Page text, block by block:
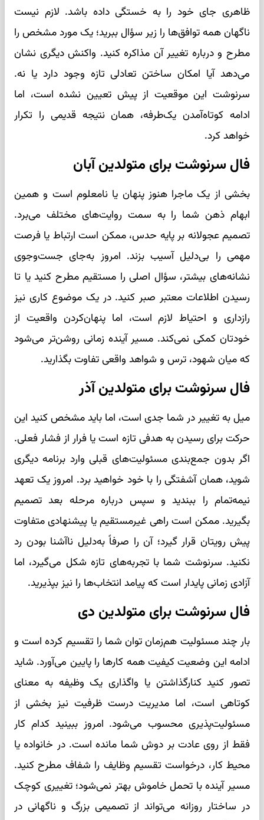
ظاهری جای خود را به خستگی داده باشد. لازم نیست
ناگهان همه توافق‌ها را زیر سؤال ببرید؛ یک مورد مشخص را
مطرح و درباره تغییر آن مذاکره کنید. واکنش دیگری نشان
می‌دهد آیا امکان ساختن تعادلی تازه وجود دارد یا نه.
سرنوشت این موقعیت از پیش تعیین نشده است، اما
ادامه کوتاه‌آمدن یک‌طرفه، همان نتیجه قدیمی را تکرار
خواهد کرد.
فال سرنوشت برای متولدین آبان
بخشی از یک ماجرا هنوز پنهان یا نامعلوم است و همین
ابهام ذهن شما را به سمت روایت‌های مختلف می‌برد.
تصمیم عجولانه بر پایه حدس، ممکن است ارتباط یا فرصت
مهمی را بی‌دلیل آسیب بزند. امروز به‌جای جست‌وجوی
نشانه‌های بیشتر، سؤال اصلی را مستقیم مطرح کنید یا تا
رسیدن اطلاعات معتبر صبر کنید. در یک موضوع کاری نیز
رازداری و احتیاط لازم است، اما پنهان‌کردن واقعیت از
خودتان کمکی نمی‌کند. مسیر آینده زمانی روشن‌تر می‌شود
که میان شهود، ترس و شواهد واقعی تفاوت بگذارید.
فال سرنوشت برای متولدین آذر
میل به تغییر در شما جدی است، اما باید مشخص کنید این
حرکت برای رسیدن به هدفی تازه است یا فرار از فشار فعلی.
اگر بدون جمع‌بندی مسئولیت‌های قبلی وارد برنامه دیگری
شوید، همان آشفتگی را با خود خواهید برد. امروز یک تعهد
نیمه‌تمام را ببندید و سپس درباره مرحله بعد تصمیم
بگیرید. ممکن است راهی غیرمستقیم یا پیشنهادی متفاوت
پیش رویتان قرار گیرد؛ آن را صرفاً به‌دلیل ناآشنا بودن رد
نکنید. سرنوشت شما با تجربه‌های تازه شکل می‌گیرد، اما
آزادی زمانی پایدار است که پیامد انتخاب‌ها را نیز بپذیرید.
فال سرنوشت برای متولدین دی
بار چند مسئولیت هم‌زمان توان شما را تقسیم کرده است و
ادامه این وضعیت کیفیت همه کارها را پایین می‌آورد. شاید
تصور کنید کنارگذاشتن یا واگذاری یک وظیفه به معنای
کوتاهی است، اما مدیریت درست ظرفیت نیز بخشی از
مسئولیت‌پذیری محسوب می‌شود. امروز ببینید کدام کار
فقط از روی عادت بر دوش شما مانده است. در خانواده یا
محیط کار، درخواست تقسیم وظایف را شفاف مطرح کنید.
مسیر آینده با تحمل خاموش بهتر نمی‌شود؛ تغییری کوچک
در ساختار روزانه می‌تواند از تصمیمی بزرگ و ناگهانی در